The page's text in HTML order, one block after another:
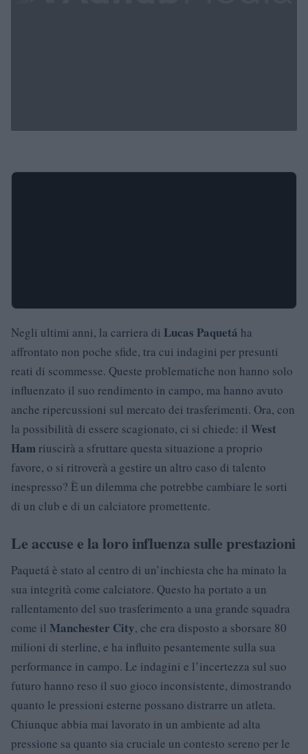
Negli ultimi anni, la carriera di Lucas Paquetá ha
affrontato non poche sfide, tra cui indagini per presunti
reati di scommesse. Queste problematiche non hanno solo
influenzato il suo rendimento in campo, ma hanno avuto
anche ripercussioni sul mercato dei trasferimenti. Ora, con
la possibilità di essere scagionato, ci si chiede: il West
Ham riuscirà a sfruttare questa situazione a proprio
favore, o si ritroverà a gestire un altro caso di talento
inespresso? È un dilemma che potrebbe cambiare le sorti
di un club e di un calciatore promettente.
Le accuse e la loro influenza sulle prestazioni
Paquetá è stato al centro di un’inchiesta che ha minato la
sua integrità come calciatore. Questo ha portato a un
rallentamento del suo trasferimento a una grande squadra
come il Manchester City, che era disposto a sborsare 80
milioni di sterline, e ha influito pesantemente sulla sua
performance in campo. Le indagini e l’incertezza sul suo
futuro hanno reso il suo gioco inconsistente, dimostrando
quanto le pressioni esterne possano distrarre un atleta.
Chiunque abbia mai lavorato in un ambiente ad alta
pressione sa quanto sia cruciale un contesto sereno per le